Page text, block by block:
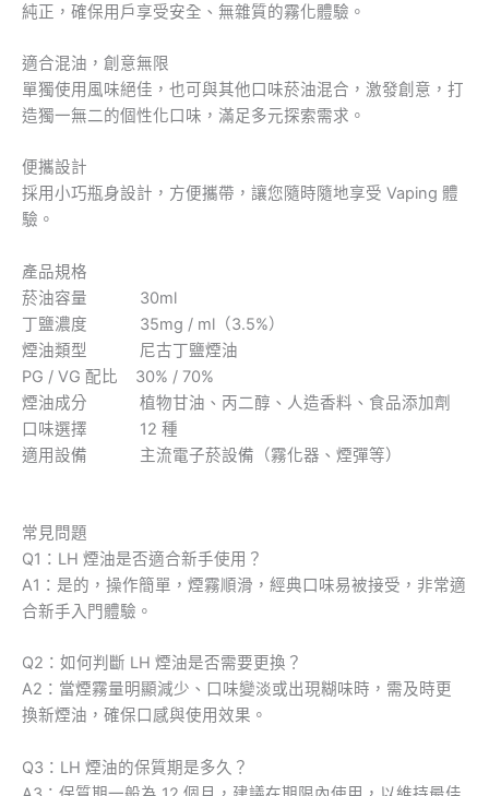
純正，確保用戶享受安全、無雜質的霧化體驗。
適合混油，創意無限
單獨使用風味絕佳，也可與其他口味菸油混合，激發創意，打
造獨一無二的個性化口味，滿足多元探索需求。
便攜設計
採用小巧瓶身設計，方便攜帶，讓您隨時隨地享受 Vaping 體
驗。
產品規格
菸油容量 30ml
丁鹽濃度 35mg / ml（3.5%）
煙油類型 尼古丁鹽煙油
PG / VG 配比 30% / 70%
煙油成分 植物甘油、丙二醇、人造香料、食品添加劑
口味選擇 12 種
適用設備 主流電子菸設備（霧化器、煙彈等）
常見問題
Q1：LH 煙油是否適合新手使用？
A1：是的，操作簡單，煙霧順滑，經典口味易被接受，非常適
合新手入門體驗。
Q2：如何判斷 LH 煙油是否需要更換？
A2：當煙霧量明顯減少、口味變淡或出現糊味時，需及時更
換新煙油，確保口感與使用效果。
Q3：LH 煙油的保質期是多久？